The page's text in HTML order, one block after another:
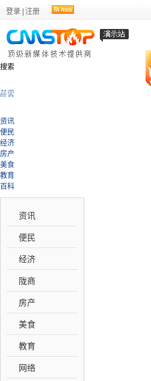
登录 注册
搜索
甘肃
兰州
民生
区县
资讯
便民
经济
房产
美食
教育
百科
资讯
便民
经济
陇商
房产
美食
教育
网络